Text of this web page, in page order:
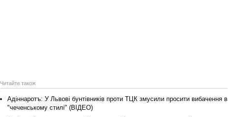
Читайте також
Адіннаротъ: У Львові бунтівників проти ТЦК змусили просити вибачення в
"чеченському стилі" (ВІДЕО)